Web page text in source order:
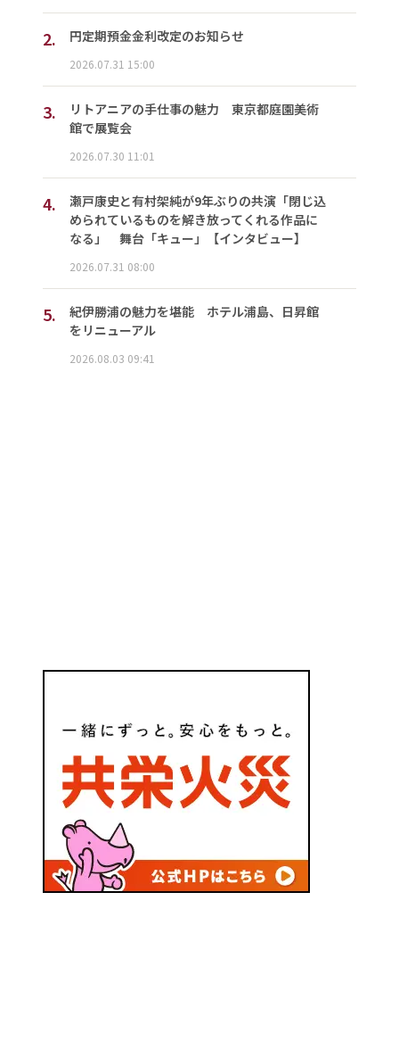
2. 円定期預金金利改定のお知らせ
2026.07.31 15:00
3.
リトアニアの手仕事の魅力 東京都庭園美術
館で展覧会
2026.07.30 11:01
4.
瀬戸康史と有村架純が9年ぶりの共演「閉じ込
められているものを解き放ってくれる作品に
なる」 舞台「キュー」【インタビュー】
2026.07.31 08:00
5.
紀伊勝浦の魅力を堪能 ホテル浦島、日昇館
をリニューアル
2026.08.03 09:41